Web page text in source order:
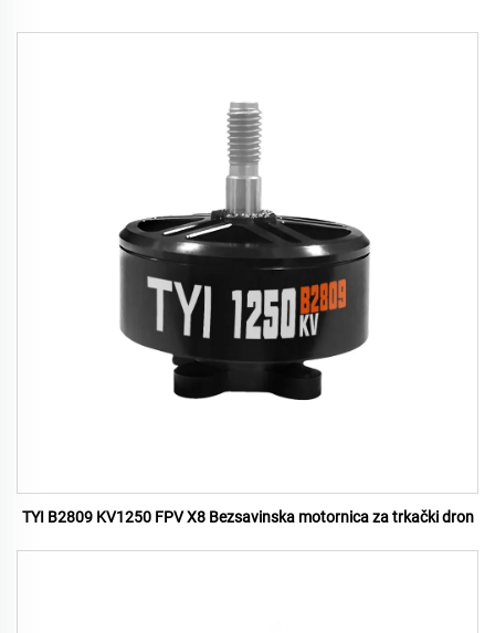
TYI B2809 KV1250 FPV X8 Bezsavinska motornica za trkački dron